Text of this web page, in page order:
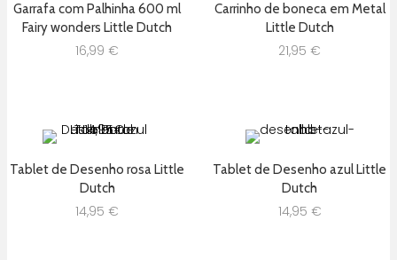
Garrafa com Palhinha 600 ml
Fairy wonders Little Dutch
16,99 €
Carrinho de boneca em Metal
Little Dutch
21,95 €
Tablet de Desenho rosa Little
Dutch
14,95 €
Tablet de Desenho azul Little
Dutch
14,95 €